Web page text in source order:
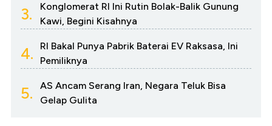
3.
Konglomerat RI Ini Rutin Bolak-Balik Gunung
Kawi, Begini Kisahnya
4.
RI Bakal Punya Pabrik Baterai EV Raksasa, Ini
Pemiliknya
5.
AS Ancam Serang Iran, Negara Teluk Bisa
Gelap Gulita